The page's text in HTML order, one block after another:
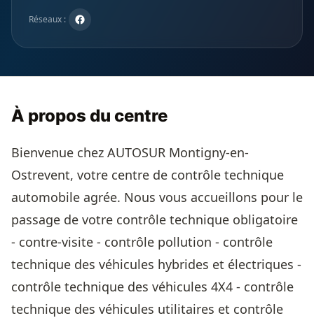
Réseaux :
À propos du centre
Bienvenue chez AUTOSUR Montigny-en-
Ostrevent, votre centre de contrôle technique
automobile agrée. Nous vous accueillons pour le
passage de votre contrôle technique obligatoire
- contre-visite - contrôle pollution - contrôle
technique des véhicules hybrides et électriques -
contrôle technique des véhicules 4X4 - contrôle
technique des véhicules utilitaires et contrôle